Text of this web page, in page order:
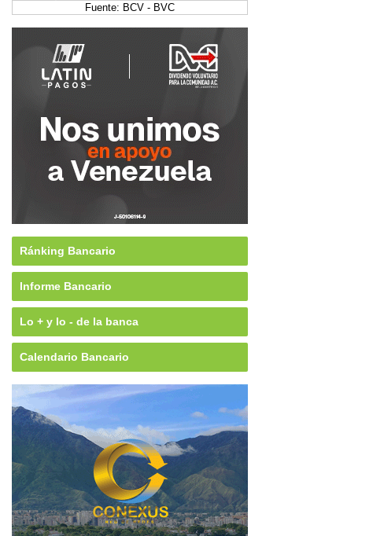
Fuente: BCV - BVC
Ránking Bancario
Informe Bancario
Lo + y lo - de la banca
Calendario Bancario